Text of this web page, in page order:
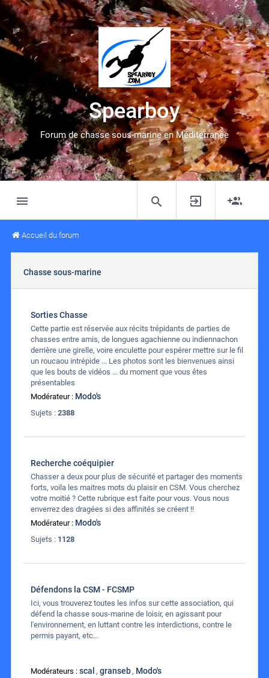
Spearboy
Forum de chasse sous-marine en Méditerranée
Accueil du forum
Chasse sous-marine
Sorties Chasse
Cette partie est réservée aux récits trépidants de parties de
chasses entre amis, de longues agachienne ou indiennachon
derrière une girelle, voire enculette pour espérer mettre sur le fil
un roucaou intrépide ... Les photos sont les bienvenues ainsi
que les bouts de vidéos ... du moment que vous êtes
présentables
Modérateur : Modo's
Sujets : 2388
Recherche coéquipier
Chasser a deux pour plus de sécurité et partager des moments
forts, voila les maitres mots du plaisir en CSM. Vous cherchez
votre moitié ? Cette rubrique est faite pour vous. Vous nous
enverrez des dragées si des affinités se créent !!
Modérateur : Modo's
Sujets : 1128
Défendons la CSM - FCSMP
Ici, vous trouverez toutes les infos sur cette association, qui
défend la chasse sous-marine de loisir, en agissant pour
l'environnement, en luttant contre les interdictions, contre le
permis payant, etc...
Modérateurs : scal , granseb, Modo's